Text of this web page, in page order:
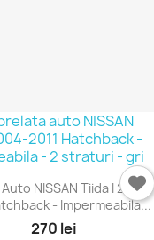
NISSAN Tiida I 2004-
- Impermeabila...
270 lei